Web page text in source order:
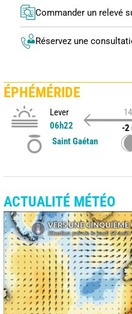
Commander un relevé
Réservez une
ÉPHÉMÉRIDE
Lever
06h22
-2
Saint Gaétan
ACTUALITÉ MÉTÉO